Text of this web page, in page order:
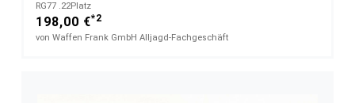
RG77 .22Platz
198,00 €*2
von Waffen Frank GmbH Alljagd-Fachgeschäft